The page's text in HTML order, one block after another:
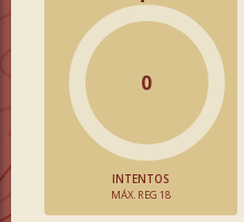
0
INTENTOS
MÁX. REG 18